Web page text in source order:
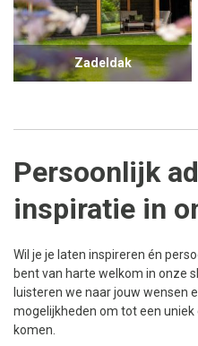
Zadeldak
Persoonlijk
inspiratie in
Wil je je laten inspireren én
bent van harte welkom in onze
luisteren we naar jouw wensen
mogelijkheden om tot een
komen.